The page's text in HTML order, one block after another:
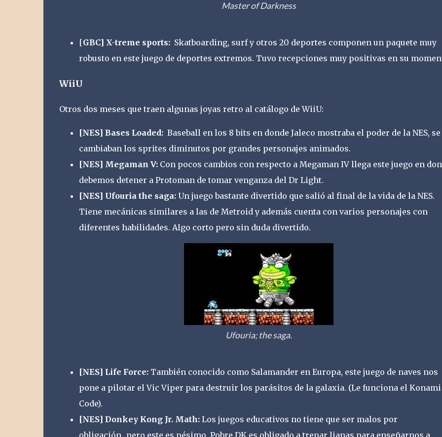
Master of Darkness
[GBC] X-treme sports: Skatboarding, surf y otros 20 deportes componen un paquete muy
robusto en este juego de deportes extremos. Tuvo recepciones muy positivas en su
WiiU
Otros dos meses que traen algunas joyas retro al catálogo de WiiU:
[NES] Bases Loaded:Baseball en los 8 bits en donde Jaleco mostraba el poder de la NES, se
cambiaban los sprites diminutos por grandes personajes animados.
[NES] Megaman V:Con pocos cambios con respecto a Megaman IV llega este juego en
debemos detener a Protoman de tomar venganza del Dr Light.
[NES] Ufouria the saga:Un juego bastante divertido que salió al final de la vida de la NES.
Tiene mecánicas similares a las de Metroid y además cuenta con varios personajes con
diferentes habilidades. Algo corto pero sin duda divertido.
Ufouria; the saga.
[NES] Life Force:También conocido como Salamander en Europa, este juego de naves nos
pone a pilotar el Vic Viper para destruir los parásitos de la galaxia. (Le funciona el Konami
Code).
[NES] Donkey Kong Jr. Math:Los juegos educativos no tiene que ser malos por